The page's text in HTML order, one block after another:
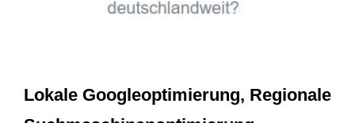
Lokale Googleoptimierung, Regionale